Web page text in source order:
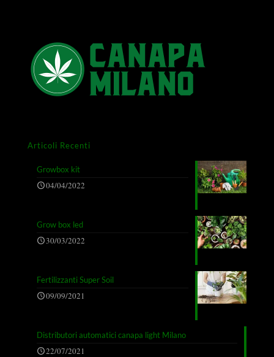
Articoli Recenti
Growbox kit
04/04/2022
Grow box led
30/03/2022
Fertilizzanti Super Soil
09/09/2021
Distributori automatici canapa light Milano
22/07/2021